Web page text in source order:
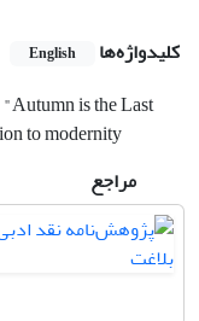
کلیدواژه‌ها English
"Autumn is the Last
to modernity
مراجع